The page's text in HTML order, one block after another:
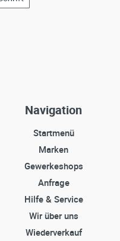
Navigation
Startmenü
Marken
Gewerkeshops
Anfrage
Hilfe & Service
Wir über uns
Wiederverkauf